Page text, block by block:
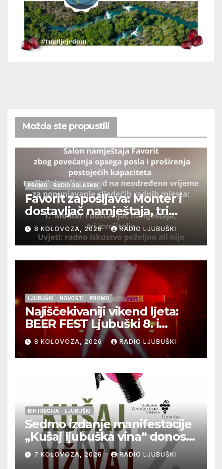
Možda ste propustili
PROMO RADIO OGLASNIK
Favorit zapošljava: Monter i
dostavljač namještaja, tri
izvršitelja
8 KOLOVOZA, 2026 RADIO LJUBUŠKI
LJUBUŠKI NOVOSTI PROMO
Najiščekivaniji vikend ljeta:
BEER FEST Ljubuški 8. i
9.kolovoza
8 KOLOVOZA, 2026 RADIO LJUBUŠKI
BIH I REGIJA LJUBUŠKI
Sedmo izdanje manifestacije
„Kušaj ljubuška vina“ donosi
vrhunska vina, gastronomiju i
glazbu
7 KOLOVOZA, 2026 RADIO LJUBUŠKI